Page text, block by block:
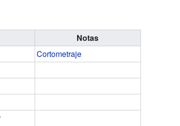
Notas
Cortometraje